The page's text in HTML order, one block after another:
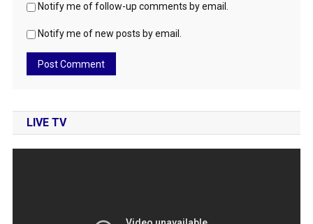
Notify me of follow-up comments by email.
Notify me of new posts by email.
LIVE TV